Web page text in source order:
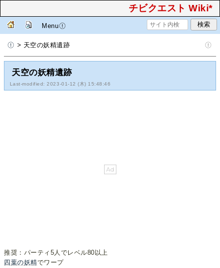
チビクエスト Wiki*
Menu
> 天空の妖精遺跡
天空の妖精遺跡
Last-modified: 2023-01-12 (木) 15:48:46
推奨：パーティ5人でレベル80以上
四葉の妖精でワープ